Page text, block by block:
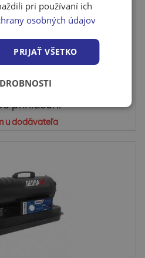
1800W
ohrievač DA-T182CS je
urč...
prihlásení
u dodávateľa
pri používaní ich
osobných údajov
PRIJAŤ VŠETKO